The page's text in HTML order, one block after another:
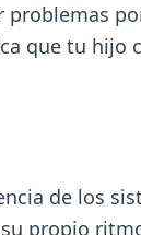
problemas
que tu hijo
de los
propio